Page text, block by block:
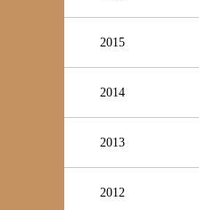
2015
2014
2013
2012